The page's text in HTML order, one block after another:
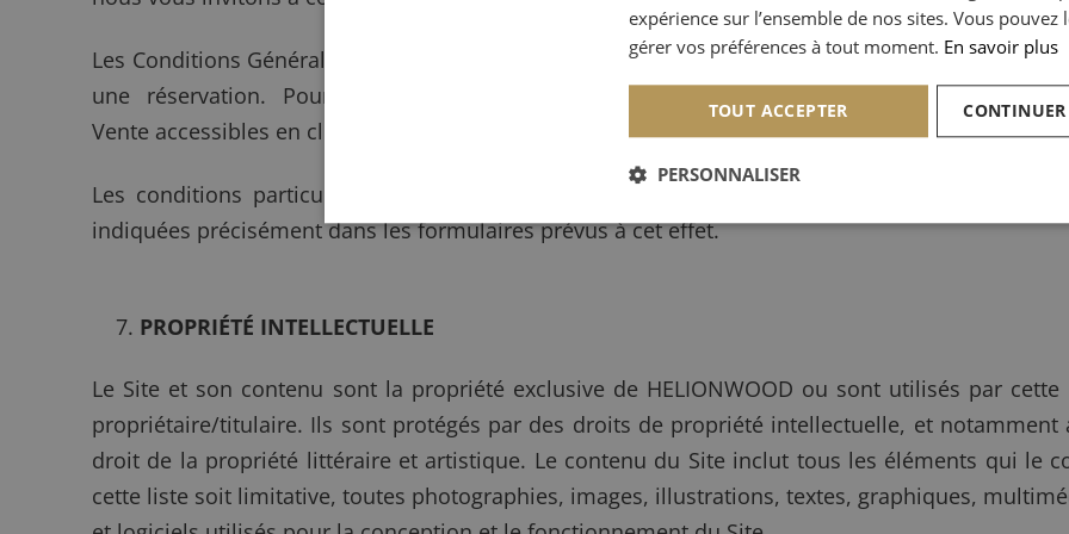
Les Conditions Générales de Vente de HELIONWOOD sont accessibles sur le Site et
une réservation. Pour toute information complémentaire, nous vous invitons à
Vente accessibles en cliquant
Les conditions particulières de vente et d'annulation liées à une réservation en ligne ou
indiquées précisément dans les formulaires prévus à cet effet.
PROPRIÉTÉ INTELLECTUELLE
Le Site et son contenu sont la propriété exclusive de HELIONWOOD ou sont utilisés par
propriétaire/titulaire. Ils sont protégés par des droits de propriété intellectuelle, et
droit de la propriété littéraire et artistique. Le contenu du Site inclut tous les éléments qui le
cette liste soit limitative, toutes photographies, images, illustrations, textes, graphiques,
expérience sur l’ensemble de nos sites. Vous pouvez
gérer vos préférences à tout moment. En savoir plus
TOUT ACCEPTER CONTINUER
PERSONNALISER